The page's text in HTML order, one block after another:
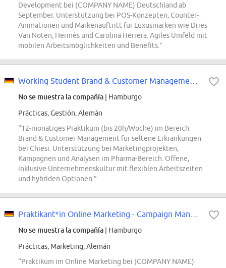
Development bei (COMPANY NAME) Deutschland ab
September. Unterstützung bei POS-Konzepten, Counter-
Animationen und Markenauftritt für Luxusmarken wie Dries
Van Noten, Hermès und Carolina Herrera. Agiles Umfeld mit
mobilen Arbeitsmöglichkeiten und Benefits.”
No se muestra la compañía | Hamburgo
Prácticas, Gestión, Alemán
“12-monatiges Praktikum (bis 20h/Woche) im Bereich
Brand & Customer Management für seltene Erkrankungen
bei Chiesi. Unterstützung bei Marketingprojekten,
Kampagnen und Analysen im Pharma-Bereich. Offene,
inklusive Unternehmenskultur mit flexiblen Arbeitszeiten
und hybriden Optionen.”
No se muestra la compañía | Hamburgo
Prácticas, Marketing, Alemán
“Praktikum im Online Marketing bei (COMPANY NAME)